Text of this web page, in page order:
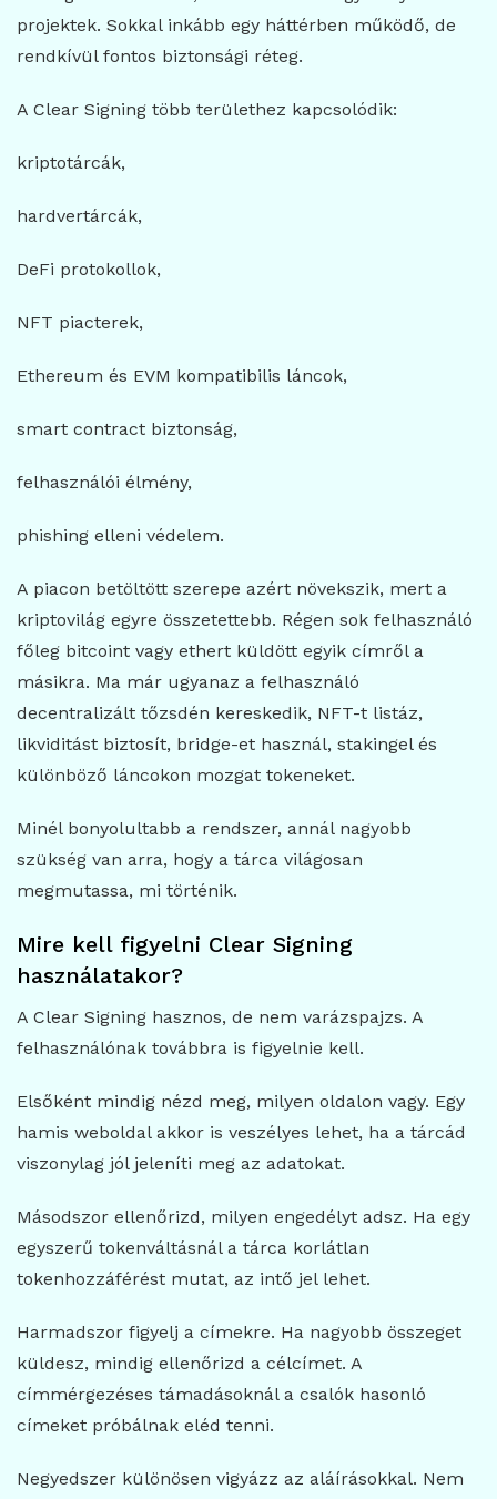
projektek. Sokkal inkább egy háttérben működő, de
rendkívül fontos biztonsági réteg.
A Clear Signing több területhez kapcsolódik:
kriptotárcák,
hardvertárcák,
DeFi protokollok,
NFT piacterek,
Ethereum és EVM kompatibilis láncok,
smart contract biztonság,
felhasználói élmény,
phishing elleni védelem.
A piacon betöltött szerepe azért növekszik, mert a
kriptovilág egyre összetettebb. Régen sok felhasználó
főleg bitcoint vagy ethert küldött egyik címről a
másikra. Ma már ugyanaz a felhasználó
decentralizált tőzsdén kereskedik, NFT-t listáz,
likviditást biztosít, bridge-et használ, stakingel és
különböző láncokon mozgat tokeneket.
Minél bonyolultabb a rendszer, annál nagyobb
szükség van arra, hogy a tárca világosan
megmutassa, mi történik.
Mire kell figyelni Clear Signing
használatakor?
A Clear Signing hasznos, de nem varázspajzs. A
felhasználónak továbbra is figyelnie kell.
Elsőként mindig nézd meg, milyen oldalon vagy. Egy
hamis weboldal akkor is veszélyes lehet, ha a tárcád
viszonylag jól jeleníti meg az adatokat.
Másodszor ellenőrizd, milyen engedélyt adsz. Ha egy
egyszerű tokenváltásnál a tárca korlátlan
tokenhozzáférést mutat, az intő jel lehet.
Harmadszor figyelj a címekre. Ha nagyobb összeget
küldesz, mindig ellenőrizd a célcímet. A
címmérgezéses támadásoknál a csalók hasonló
címeket próbálnak eléd tenni.
Negyedszer különösen vigyázz az aláírásokkal. Nem